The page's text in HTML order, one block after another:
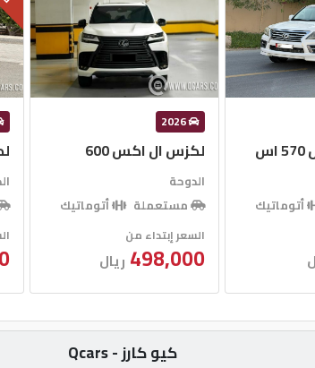
أتوماتيك
2026
لكزس ال اكس 600
الدوحة
مستعملة
أتوماتيك
السعر إبتداء من
498,000 ريال
كيو كارز - Qcars